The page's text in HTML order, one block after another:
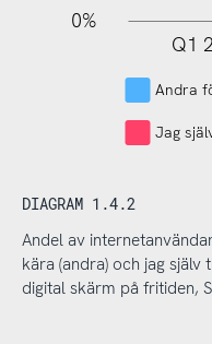
0%
Q1
Andra
Jag
DIAGRAM 1.4.2
Andel av
kära (andra) och jag
digital skärm på fritiden,